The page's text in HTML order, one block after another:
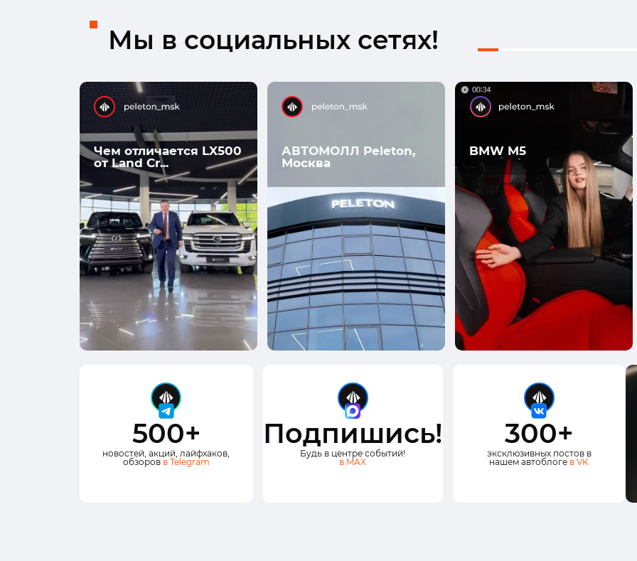
Мы в социальных сетях!
Чем отличается LX500
от Land Cr...
АВТОМОЛЛ Peleton,
Москва
BMW M5
500+
новостей, акций, лайфхаков,
обзоров в Telegram
Подпишись!
Будь в центре событий!
в MAX
300+
эксклюзивных постов в
нашем автоблоге в VK